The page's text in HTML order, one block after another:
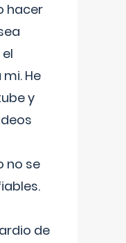
hacer
He
y
no se
de